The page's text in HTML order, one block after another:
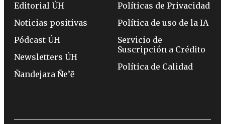
Editorial ÚH
Noticias positivas
Pódcast ÚH
Newsletters ÚH
Ñandejara Ñe’ẽ
Políticas de Privacidad
Política de uso de la IA
Servicio de
Suscripción a Crédito
Política de Calidad